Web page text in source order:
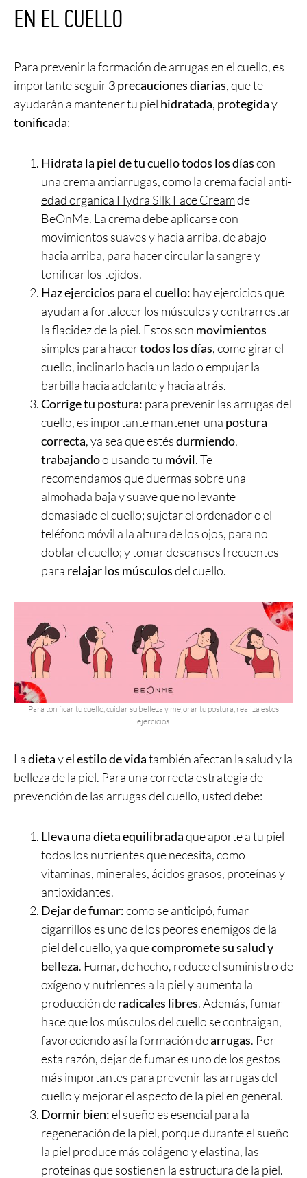
EN EL CUELLO
Para prevenir la formación de arrugas en el cuello, es
importante seguir3 precauciones diarias, que te
ayudarán a mantener tu piel hidratada, protegiday
tonificada:
Hidrata la piel de tu cuello todos los díascon
una crema antiarrugas, como lacrema facial anti-
edad organica Hydra SIlk Face Creamde
BeOnMe. La crema debe aplicarse con
movimientos suaves y hacia arriba, de abajo
hacia arriba, para hacer circular la sangre y
tonificar los tejidos.
Haz ejercicios para el cuello: hay ejercicios que
ayudan a fortalecer los músculos y contrarrestar
la flacidez de la piel. Estos son movimientos
simples para hacertodos los días, como girar el
cuello, inclinarlo hacia un lado o empujar la
barbilla hacia adelante y hacia atrás.
Corrige tu postura: para prevenir las arrugas del
cuello, es importante mantener una postura
correcta, ya sea que estésdurmiendo,
trabajandoo usando tu móvil. Te
recomendamos que duermas sobre una
almohada baja y suave que no levante
demasiado el cuello; sujetar el ordenador o el
teléfono móvil a la altura de los ojos, para no
doblar el cuello; y tomar descansos frecuentes
para relajar los músculosdel cuello.
Para tonificar tu cuello, cuidar su belleza y mejorar tu postura, realiza estos
ejercicios.
Ladietay elestilo de vidatambién afectan la salud y la
belleza de la piel. Para una correcta estrategia de
prevención de las arrugas del cuello, usted debe:
Lleva una dieta equilibradaque aporte a tu piel
todos los nutrientes que necesita, como
vitaminas, minerales, ácidos grasos, proteínas y
antioxidantes.
Dejar de fumar:como se anticipó, fumar
cigarrillos es uno de los peores enemigos de la
piel del cuello, ya quecompromete su salud y
belleza. Fumar, de hecho, reduce el suministro de
oxígeno y nutrientes a la piel y aumenta la
producción deradicales libres. Además, fumar
hace que los músculos del cuello se contraigan,
favoreciendo así la formación dearrugas. Por
esta razón, dejar de fumar es uno de los gestos
más importantes para prevenir las arrugas del
cuello y mejorar el aspecto de la piel en general.
Dormir bien:el sueño es esencial para la
regeneración de la piel, porque durante el sueño
la piel produce más colágeno y elastina, las
proteínas que sostienen la estructura de la piel.